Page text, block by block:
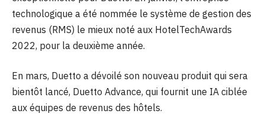
technologique a été nommée le système de gestion des
revenus (RMS) le mieux noté aux HotelTechAwards
2022, pour la deuxième année.
En mars, Duetto a dévoilé son nouveau produit qui sera
bientôt lancé, Duetto Advance, qui fournit une IA ciblée
aux équipes de revenus des hôtels.